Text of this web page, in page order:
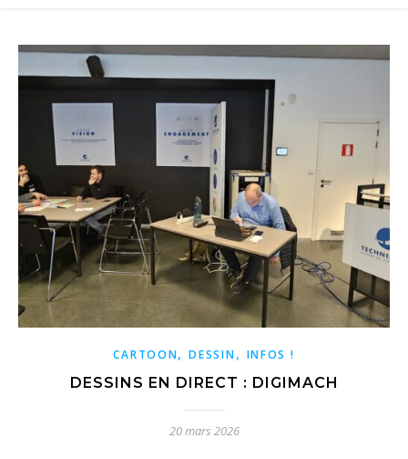
CARTOON,DESSIN, INFOS !
DESSINS EN DIRECT : DIGIMACH
20 mars 2026